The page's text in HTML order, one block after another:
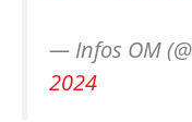
— Infos OM
2024